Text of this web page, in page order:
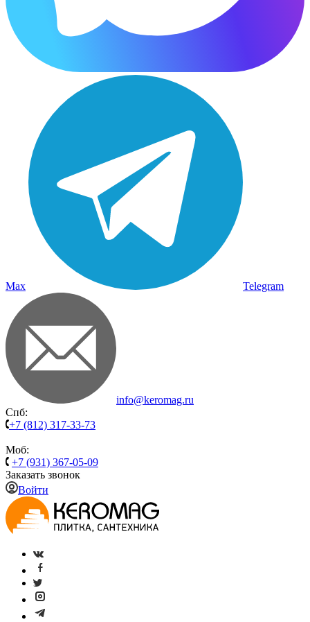
Max Telegram
info@keromag.ru
Спб:
+7 (812) 317-33-73
Моб:
+7 (931) 367-05-09
Заказать звонок
Войти